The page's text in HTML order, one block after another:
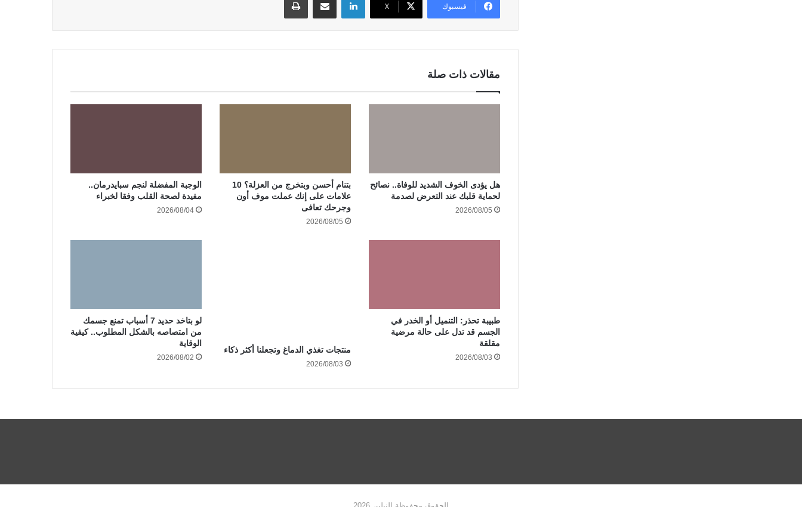
فيسبوك ‫X
مقالات ذات صلة
هل يؤدى الخوف الشديد للوفاة.. نصائح
لحماية قلبك عند التعرض لصدمة
2026/08/05
بتنام أحسن وبتخرج من العزلة؟ 10
علامات على إنك عملت موف أون
وجرحك تعافى
2026/08/05
الوجبة المفضلة لنجم سبايدرمان..
مفيدة لصحة القلب وفقا لخبراء
2026/08/04
طبيبة تحذر: التنميل أو الخدر في
الجسم قد تدل على حالة مرضية
مقلقة
2026/08/03
منتجات تغذي الدماغ وتجعلنا أكثر ذكاء
2026/08/03
لو بتاخد حديد 7 أسباب تمنع جسمك
من امتصاصه بالشكل المطلوب.. كيفية
الوقاية
2026/08/02